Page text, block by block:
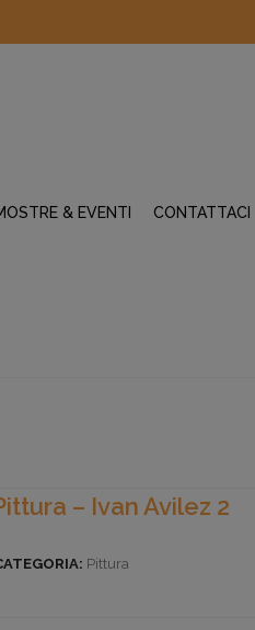
& EVENTI CONTATTACI
– Ivan Avilez 2
Pittura